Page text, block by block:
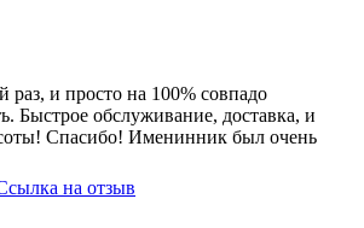
раз, и просто на 100% совпадо
Быстрое обслуживание, доставка, и
Спасибо! Именинник был очень
на отзыв